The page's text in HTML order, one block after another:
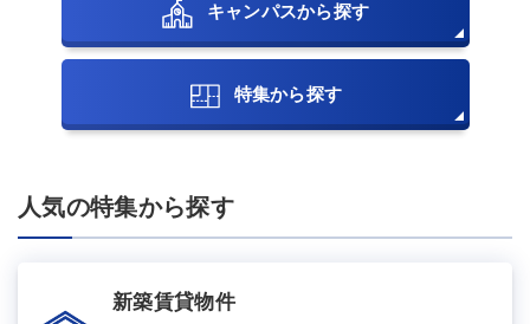
キャンパスから探す
特集から探す
人気の特集から探す
新築賃貸物件